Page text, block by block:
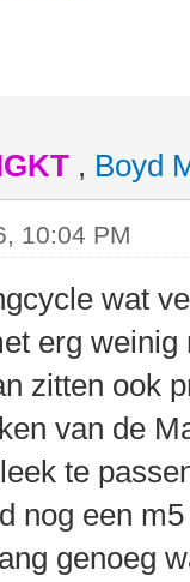
, Boyd
10:04 PM
wat
erg
zitten ook
van de
te
nog een
genoeg